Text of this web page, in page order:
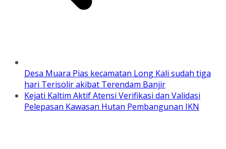
Desa Muara Pias kecamatan Long Kali sudah tiga
hari Terisolir akibat Terendam Banjir
Kejati Kaltim Aktif Atensi Verifikasi dan Validasi
Pelepasan Kawasan Hutan Pembangunan IKN